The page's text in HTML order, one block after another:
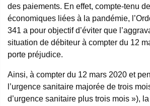
des paiements. En effet, compte-tenu
économiques liées à la pandémie,
341 a pour objectif d’éviter que
situation de débiteur à compter du 12
porte préjudice.
Ainsi, à compter du 12 mars 2020 et
l’urgence sanitaire majorée de trois
d’urgence sanitaire plus trois mois »),